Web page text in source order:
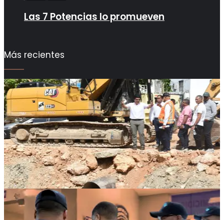
Las 7 Potencias lo promueven
Más recientes